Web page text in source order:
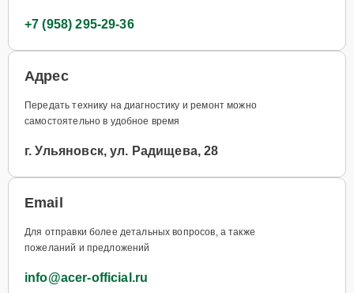
+7 (958) 295-29-36
Адрес
Передать технику на диагностику и ремонт можно
самостоятельно в удобное время
г. Ульяновск, ул. Радищева, 28
Email
Для отправки более детальных вопросов, а также
пожеланий и предложений
info@acer-official.ru